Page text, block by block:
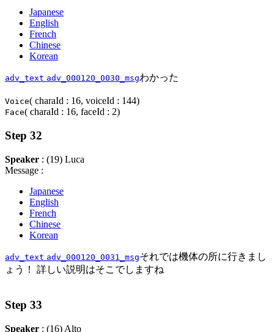
Japanese
English
French
Chinese
Korean
adv_text adv_000120_0030_msgわかった
Voice( charaId : 16, voiceId : 144)
Face( charaId : 16, faceId : 2)
Step 32
Speaker : (19) Luca
Message :
Japanese
English
French
Chinese
Korean
adv_text adv_000120_0031_msgそれでは機体の所に行きまし
ょう！ 詳しい説明はそこでしますね
Step 33
Speaker : (16) Alto